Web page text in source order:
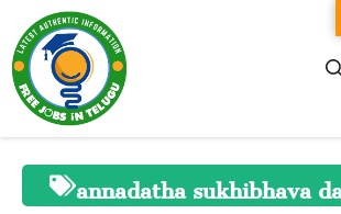
content
annadatha sukhibhava